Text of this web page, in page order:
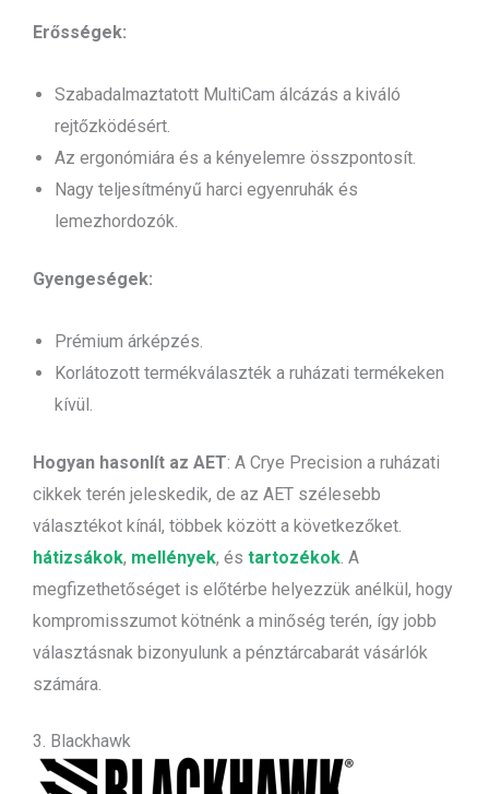
Erősségek:
Szabadalmaztatott MultiCam álcázás a kiváló
rejtőzködésért.
Az ergonómiára és a kényelemre összpontosít.
Nagy teljesítményű harci egyenruhák és
lemezhordozók.
Gyengeségek:
Prémium árképzés.
Korlátozott termékválaszték a ruházati termékeken
kívül.
Hogyan hasonlít az AET: A Crye Precision a ruházati
cikkek terén jeleskedik, de az AET szélesebb
választékot kínál, többek között a következőket.
hátizsákok, mellények, és tartozékok. A
megfizethetőséget is előtérbe helyezzük anélkül, hogy
kompromisszumot kötnénk a minőség terén, így jobb
választásnak bizonyulunk a pénztárcabarát vásárlók
számára.
3. Blackhawk